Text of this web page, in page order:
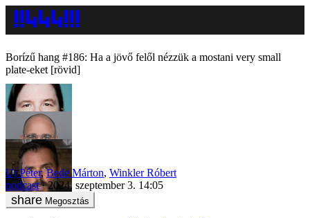
Borízű hang #186: Ha a jövő felől nézzük a mostani very small
plate-eket [rövid]
Uj Péter,Bede Márton, Winkler Róbert
podcast
2024. szeptember 3. 14:05
Megosztás